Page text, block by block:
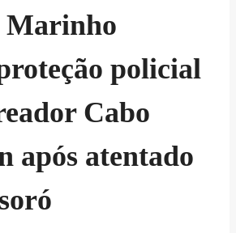
Marinho
policial
Cabo
após atentado